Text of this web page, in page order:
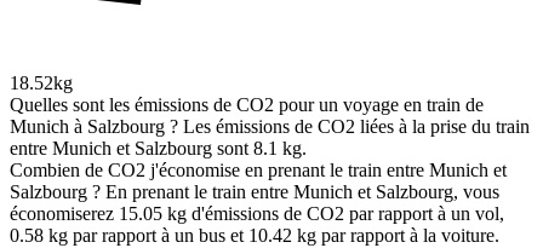
18.52kg
Quelles sont les émissions de CO2 pour un voyage en train de
Munich à Salzbourg ? Les émissions de CO2 liées à la prise du train
entre Munich et Salzbourg sont 8.1 kg.
Combien de CO2 j'économise en prenant le train entre Munich et
Salzbourg ? En prenant le train entre Munich et Salzbourg, vous
économiserez 15.05 kg d'émissions de CO2 par rapport à un vol,
0.58 kg par rapport à un bus et 10.42 kg par rapport à la voiture.